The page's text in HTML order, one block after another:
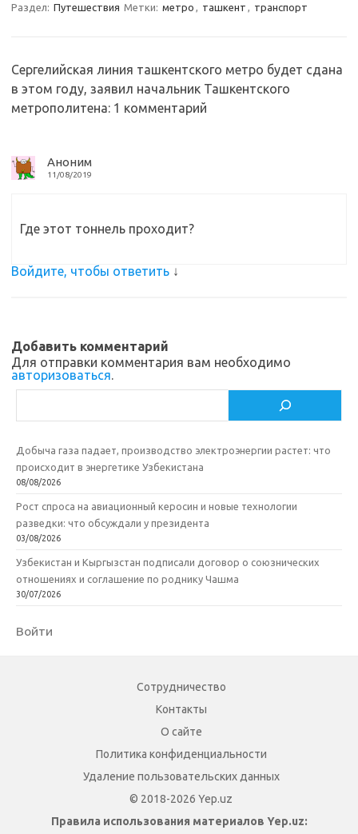
s
n
i
k
b
o
k
р
в
и
т
Раздел: Путешествия Метки: метро ташкент транспорт
Сергелийская линия ташкентского метро будет сдана
в этом году, заявил начальник Ташкентского
метрополитена: 1 комментарий
Аноним
11/08/2019
Где этот тоннель проходит?
Войдите, чтобы ответить ↓
Добавить комментарий
Для отправки комментария вам необходимо
авторизоваться.
Добыча газа падает, производство электроэнергии растет: что
происходит в энергетике Узбекистана
08/08/2026
Рост спроса на авиационный керосин и новые технологии
разведки: что обсуждали у президента
03/08/2026
Узбекистан и Кыргызстан подписали договор о союзнических
отношениях и соглашение по роднику Чашма
30/07/2026
Войти
Сотрудничество
Контакты
О сайте
Политика конфиденциальности
Удаление пользовательских данных
© 2018-2026 Yep.uz
Правила использования материалов Yep.uz: